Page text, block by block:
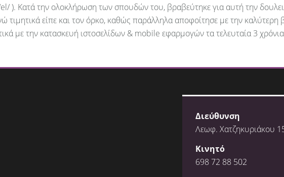
Κατά την ολοκλήρωση των σπουδών του, βραβεύτηκε για αυτή την
τιμητικά είπε και τον όρκο, καθώς παράλληλα αποφοίτησε με την καλύτερη
με την κατασκευή ιστοσελίδων & mobile εφαρμογών τα τελευταία 3
Διεύθυνση
Λεωφ. Χατζηκυριάκου
Κινητό
698 72 88 502